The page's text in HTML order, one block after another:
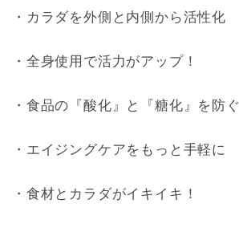
・カラダを外側と内側から活性化
・全身使用で活力がアップ！
・食品の『酸化』と『糖化』を防ぐ
・エイジングケアをもっと手軽に
・食材とカラダがイキイキ！